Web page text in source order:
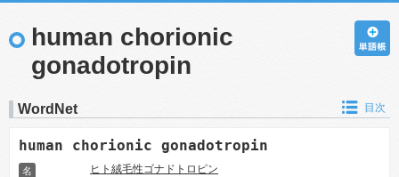
human chorionic
gonadotropin
WordNet 目次
human chorionic gonadotropin
名 ヒト絨毛性ゴナドトロピン